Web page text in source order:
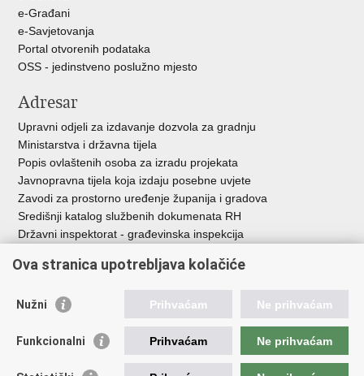
e-Građani
e-Savjetovanja
Portal otvorenih podataka
OSS - jedinstveno poslužno mjesto
Adresar
Upravni odjeli za izdavanje dozvola za gradnju
Ministarstva i državna tijela
Popis ovlaštenih osoba za izradu projekata
Javnopravna tijela koja izdaju posebne uvjete
Zavodi za prostorno uređenje županija i gradova
Središnji katalog službenih dokumenata RH
Državni inspektorat - građevinska inspekcija
Vlada Republike Hrvatske
Agencija za pravni promet i posredovanje nekretninama
Ova stranica upotrebljava kolačiće
Nužni Prihvaćam Ne prihvaćam
Funkcionalni Prihvaćam Ne prihvaćam